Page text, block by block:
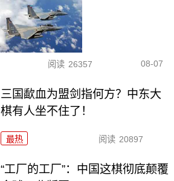
阅读 26357 08-07
三国歃血为盟剑指何方？中东大
棋有人坐不住了！
最热 阅读 20897
“工厂的工厂”：中国这棋彻底颠覆